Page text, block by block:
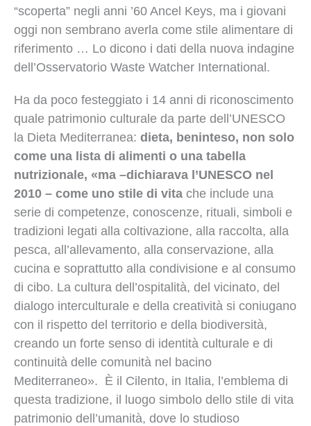
“scoperta” negli anni ’60 Ancel Keys, ma i giovani
oggi non sembrano averla come stile alimentare di
riferimento … Lo dicono i dati della nuova indagine
dell’Osservatorio Waste Watcher International.
Ha da poco festeggiato i 14 anni di riconoscimento
quale patrimonio culturale da parte dell’UNESCO
la Dieta Mediterranea: dieta, beninteso, non solo
come una lista di alimenti o una tabella
nutrizionale, «ma –dichiarava l’UNESCO nel
2010 – come uno stile di vita che include una
serie di competenze, conoscenze, rituali, simboli e
tradizioni legati alla coltivazione, alla raccolta, alla
pesca, all’allevamento, alla conservazione, alla
cucina e soprattutto alla condivisione e al consumo
di cibo. La cultura dell’ospitalità, del vicinato, del
dialogo interculturale e della creatività si coniugano
con il rispetto del territorio e della biodiversità,
creando un forte senso di identità culturale e di
continuità delle comunità nel bacino
Mediterraneo». È il Cilento, in Italia, l’emblema di
questa tradizione, il luogo simbolo dello stile di vita
patrimonio dell’umanità, dove lo studioso